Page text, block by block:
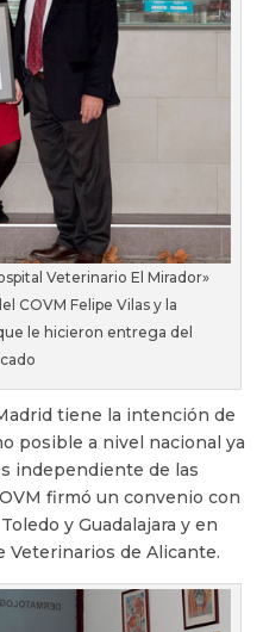
Veterinario El Mirador»
COVM Felipe Vilas y la
le hicieron entrega del
tiene la intención de
posible a nivel nacional ya
independiente de las
firmó un convenio con
y Guadalajara y en
Veterinarios de Alicante.